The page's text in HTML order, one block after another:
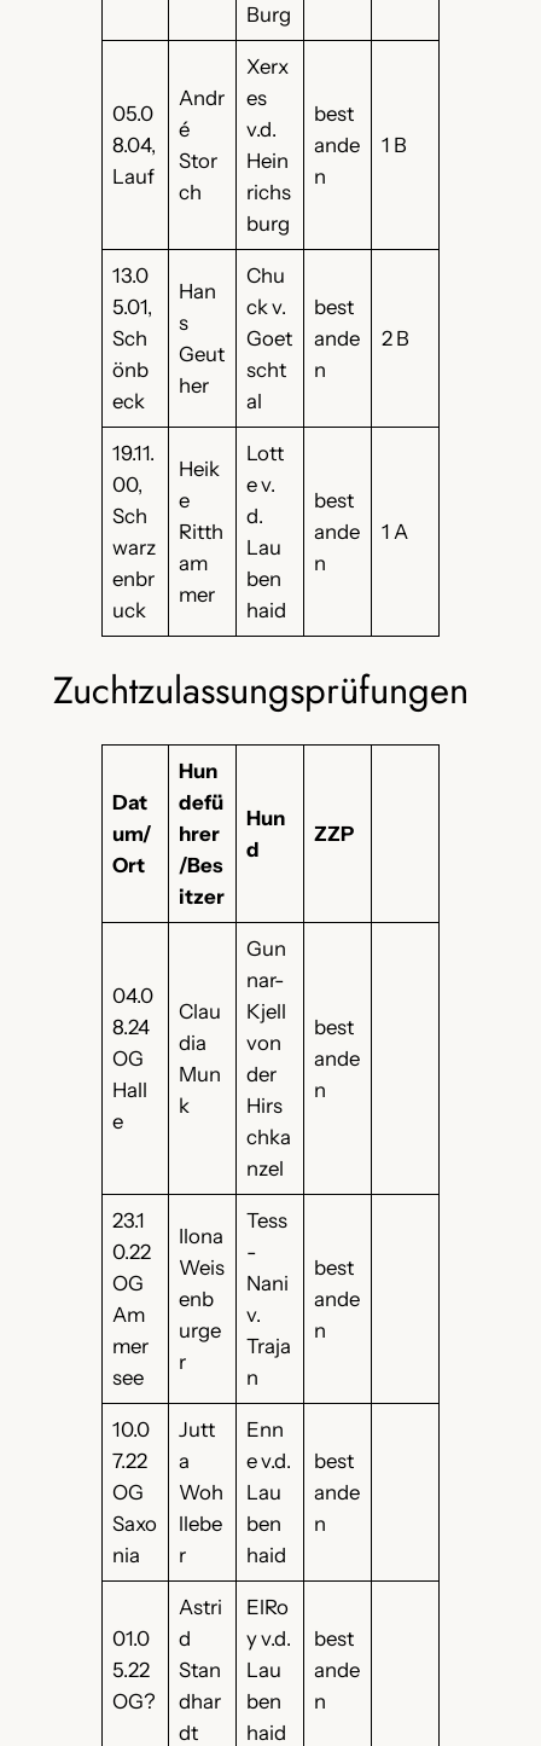
Burg
05.0
8.04,
Lauf
Andr
é
Stor
ch
Xerx
es
v.d.
Hein
richs
burg
best
ande
n
1 B
13.0
5.01,
Sch
önb
eck
Han
s
Geut
her
Chu
ck v.
Goet
scht
al
best
ande
n
2 B
19.11.
00,
Sch
warz
enbr
uck
Heik
e
Ritth
am
mer
Lott
e v.
d.
Lau
ben
haid
best
ande
n
1 A
Zuchtzulassungsprüfungen
Dat
um/
Ort
Hun
defü
hrer
/Bes
itzer
Hun
d
ZZP
04.0
8.24
OG
Hall
e
Clau
dia
Mun
k
Gun
nar-
Kjell
von
der
Hirs
chka
nzel
best
ande
n
23.1
0.22
OG
Am
mer
see
Ilona
Weis
enb
urge
r
Tess
-
Nani
v.
Traja
n
best
ande
n
10.0
7.22
OG
Saxo
nia
Jutt
a
Woh
llebe
r
Enn
e v.d.
Lau
ben
haid
best
ande
n
01.0
5.22
OG?
Astri
d
Stan
dhar
dt
ElRo
y v.d.
Lau
ben
haid
best
ande
n